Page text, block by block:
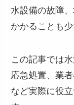
水設備の故障
かかることも
この記事では
応急処置、業
など実際に役